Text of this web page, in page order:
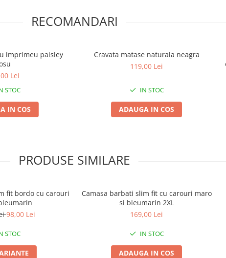
RECOMANDARI
imprimeu paisley
Lei
STOC
IN COS
Cravata matase naturala neagra
119,00 Lei
IN STOC
ADAUGA IN COS
PRODUSE SIMILARE
fit bordo cu carouri
98,00 Lei
STOC
Camasa barbati slim fit cu carouri maro
si bleumarin 2XL
169,00 Lei
IN STOC
ADAUGA IN COS